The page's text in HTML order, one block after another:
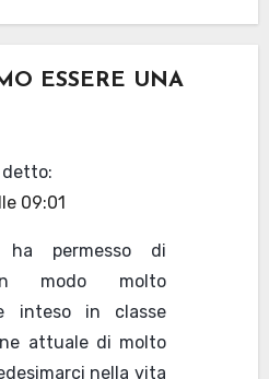
ESSERE UNA
detto:
09:01
ha permesso di
modo molto
inteso in classe
attuale di molto
nella vita